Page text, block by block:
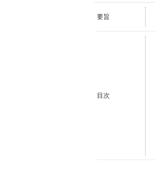
要旨
目次